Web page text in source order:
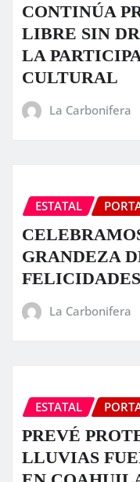
CONTINÚA
LIBRE SIN
LA
CULTURAL
La Carbonifera
ESTATAL
GRANDEZA
La Carbonifera
ESTATAL
PREVÉ
LLUVIAS